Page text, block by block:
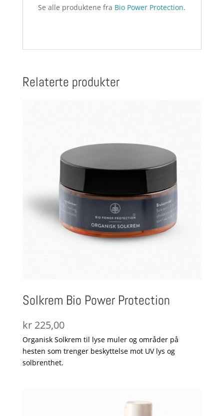
Se alle produktene fra Bio Power Protection.
Relaterte produkter
Solkrem Bio Power Protection
kr225,00
Organisk Solkrem til lyse muler og områder på
hesten som trenger beskyttelse mot UV lys og
solbrenthet.